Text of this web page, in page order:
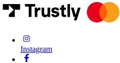
Instagram